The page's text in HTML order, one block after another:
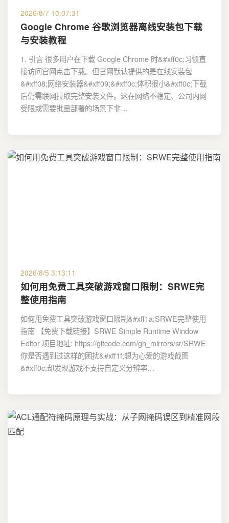
2026/8/7 10:07:31
Google Chrome 谷歌浏览器离线安装包下载
与安装教程
1. 引言 很多用户在下载 Google Chrome 时&#xff0c;习惯直
接访问官网点击下载。但官网默认提供的是在线安装包
&#xff08;网络安装器&#xff09;&#xff0c;体积很小&#xff0c;下载
后仍需联网拉取完整安装文件。这在网络不稳定、公司内网
受限或需要批量部署的场景下非…
2026/8/5 3:13:11
如何用免费工具突破游戏窗口限制：SRWE完
整使用指南
如何用免费工具突破游戏窗口限制&#xff1a;SRWE完整使用
指南 【免费下载链接】SRWE Simple Runtime Window
Editor 项目地址: https://gitcode.com/gh_mirrors/sr/SRWE
你是否遇到过这样的困扰&#xff1f;想为心爱的游戏截图
&#xff0c;却发现游戏不支持自定义分辨率…